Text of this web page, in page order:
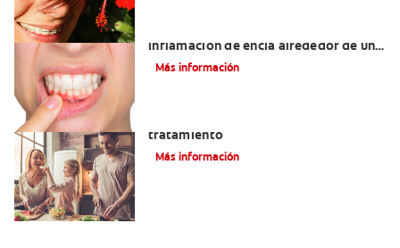
inflamación de encía alrededor de un
diente?
Más información
tratamiento
Más información